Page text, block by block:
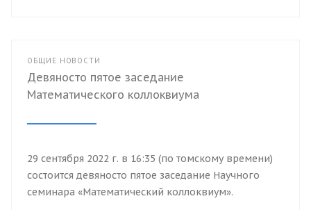
ОБЩИЕ НОВОСТИ
Девяносто пятое заседание
Математического коллоквиума
29 сентября 2022 г. в 16:35 (по томскому времени)
состоится девяносто пятое заседание Научного
семинара «Математический коллоквиум».